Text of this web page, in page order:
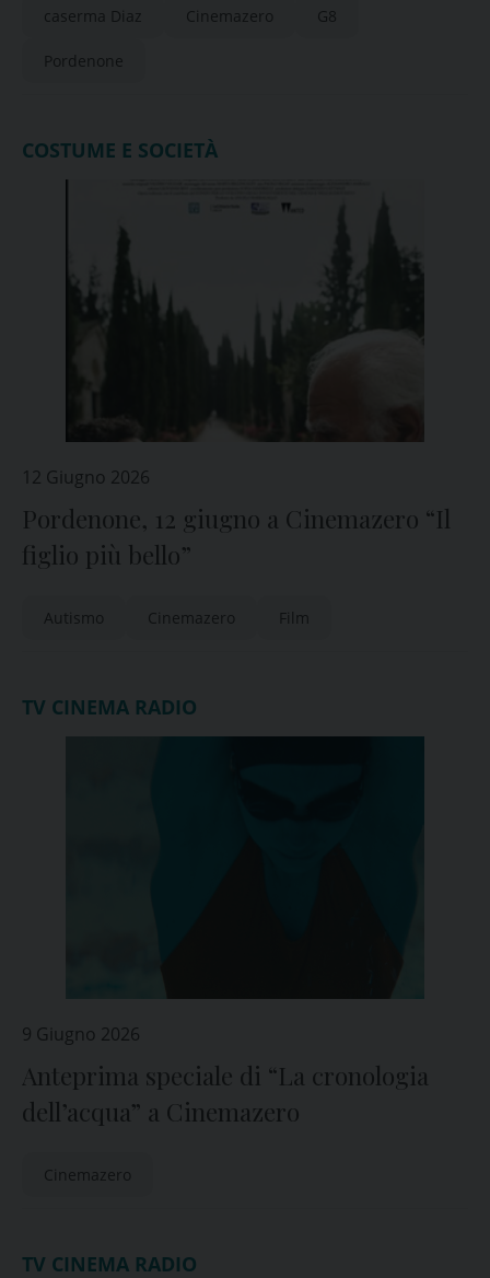
caserma Diaz Cinemazero G8
Pordenone
COSTUME E SOCIETÀ
12 Giugno 2026
Pordenone, 12 giugno a Cinemazero “Il
figlio più bello”
Autismo Cinemazero Film
TV CINEMA RADIO
9 Giugno 2026
Anteprima speciale di “La cronologia
dell’acqua” a Cinemazero
Cinemazero
TV CINEMA RADIO